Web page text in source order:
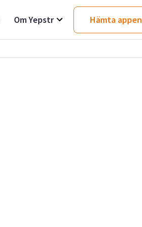
Om Yepstr Hämta appen